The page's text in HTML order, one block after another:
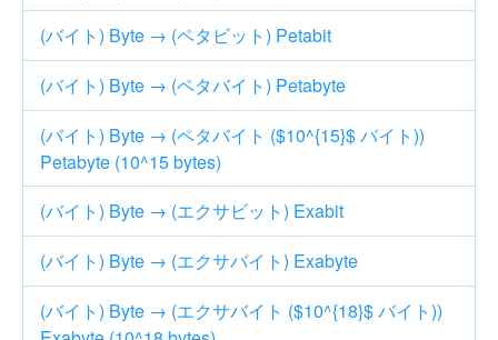
(バイト) Byte → (ペタビット) Petabit
(バイト) Byte → (ペタバイト) Petabyte
(バイト) Byte → (ペタバイト ($10^{15}$ バイト))
Petabyte (10^15 bytes)
(バイト) Byte → (エクサビット) Exabit
(バイト) Byte → (エクサバイト) Exabyte
(バイト) Byte → (エクサバイト ($10^{18}$ バイト))